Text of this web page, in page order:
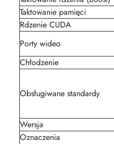
Taktowanie pamięci
Rdzenie CUDA
Porty wideo
Chłodzenie
Obsługiwane standardy
Wersja
Oznaczenia